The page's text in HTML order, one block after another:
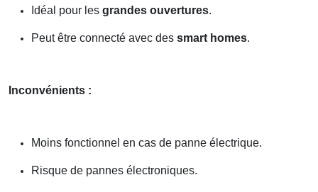
Idéal pour les grandes ouvertures.
Peut être connecté avec des smart homes.
Inconvénients :
Moins fonctionnel en cas de panne électrique.
Risque de pannes électroniques.